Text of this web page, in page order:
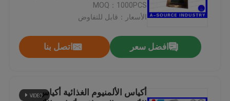
أكياس رقائق الألومنيوم
البلاستيك التعبئة والتغليف نفطة
MOQ：1000PCS
الأسعار：قابل للتفاوض
افضل سعر اتصل بنا
أكياس الألمنيوم الغذائية أكياس